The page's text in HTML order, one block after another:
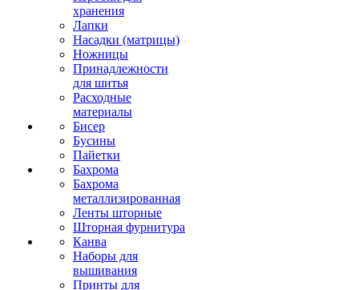
хранения
Лапки
Насадки (матрицы)
Ножницы
Принадлежности
для шитья
Расходные
материалы
Бисер
Бусины
Пайетки
Бахрома
Бахрома
металлизированная
Ленты шторные
Шторная фурнитура
Канва
Наборы для
вышивания
Принты для